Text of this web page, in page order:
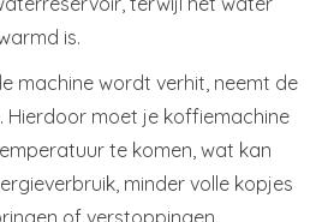
is.
machine wordt verhit, neemt de
Hierdoor moet je koffiemachine
te komen, wat kan
minder volle kopjes